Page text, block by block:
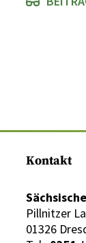
Kontakt
Pillnitzer
01326